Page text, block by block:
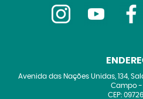
Avenida das Nações Unidas, 134,
Campo-
CEP: